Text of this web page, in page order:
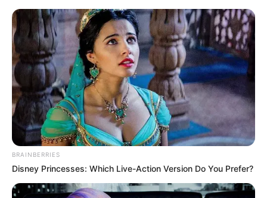
BRAINBERRIES
Disney Princesses: Which Live-Action Version Do You Prefer?